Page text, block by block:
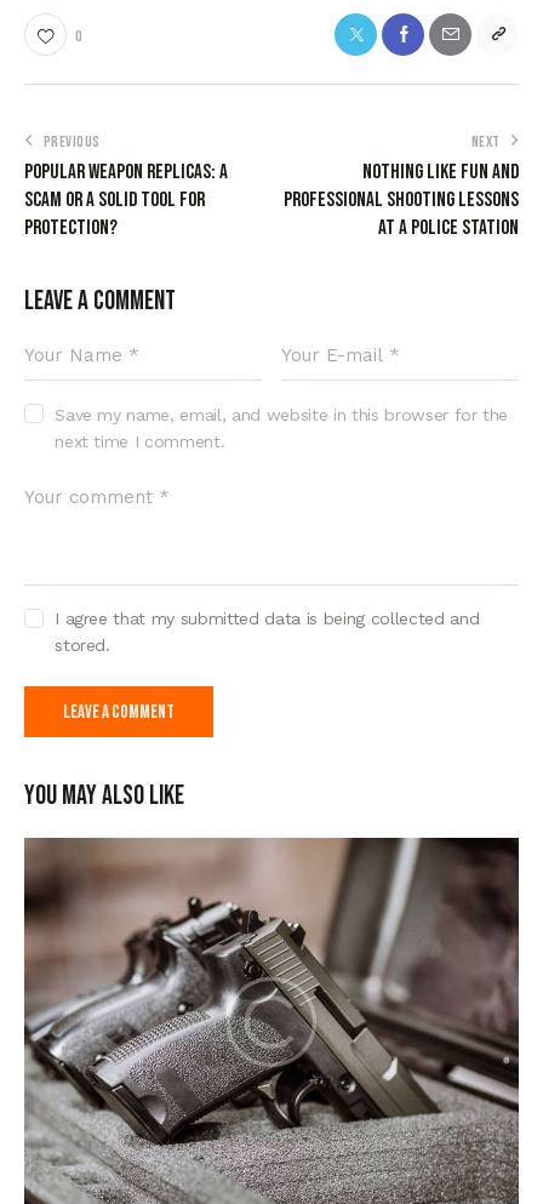
0
PREVIOUS
Popular weapon replicas: a
scam or a solid tool for
protection?
NEXT
Nothing like fun and
professional shooting lessons
at a police station
Leave a comment
Save my name, email, and website in this browser for the
next time I comment.
I agree that my submitted data is being collected and
stored.
You May Also Like